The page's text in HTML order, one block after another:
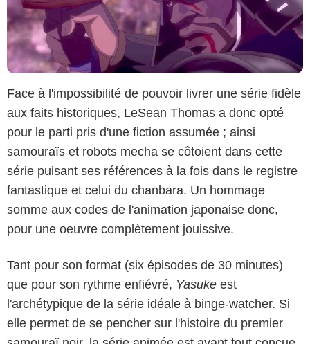
Face à l'impossibilité de pouvoir livrer une série fidèle
aux faits historiques, LeSean Thomas a donc opté
pour le parti pris d'une fiction assumée ; ainsi
samouraïs et robots mecha se côtoient dans cette
série puisant ses références à la fois dans le registre
fantastique et celui du chanbara. Un hommage
somme aux codes de l'animation japonaise donc,
pour une oeuvre complètement jouissive.
Tant pour son format (six épisodes de 30 minutes)
que pour son rythme enfiévré, Yasuke est
l'archétypique de la série idéale à binge-watcher. Si
elle permet de se pencher sur l'histoire du premier